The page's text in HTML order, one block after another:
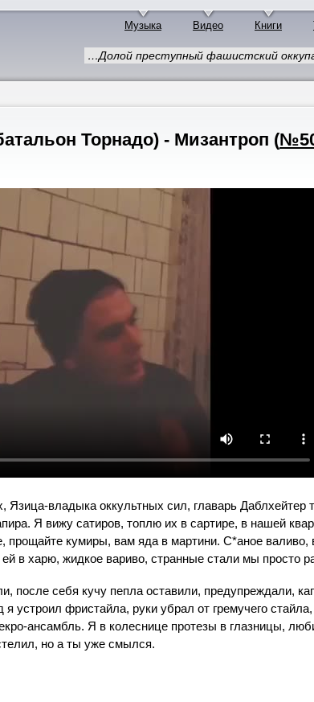
Музыка Видео Книги
…Долой преступный фашистский
Торнадо) - Мизантроп (
Язица-владыка оккультных сил, главарь Даблхейтер
Я вижу сатиров, топлю их в сартире, в нашей
прощайте кумиры, вам яда в мартини. С*аное
в харю, жидкое вариво, странные стали мы просто
после себя кучу пепла оставили, предупреждали,
я устроил фристайла, руки убрал от гремучего
ансамбль. Я в колеснице протезы в глазницы,
но а ты уже смылся.